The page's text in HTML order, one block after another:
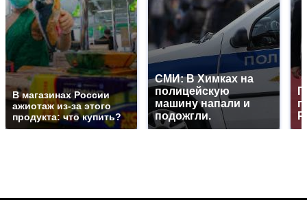
В магазинах России
ажиотаж из-за этого
продукта: что купить?
СМИ: В Химках на
полицейскую
машину напали и
подожгли.